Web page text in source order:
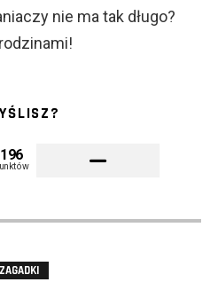
nie ma tak długo?
196